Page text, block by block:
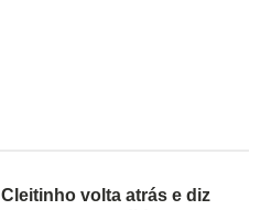
Cleitinho volta atrás e diz